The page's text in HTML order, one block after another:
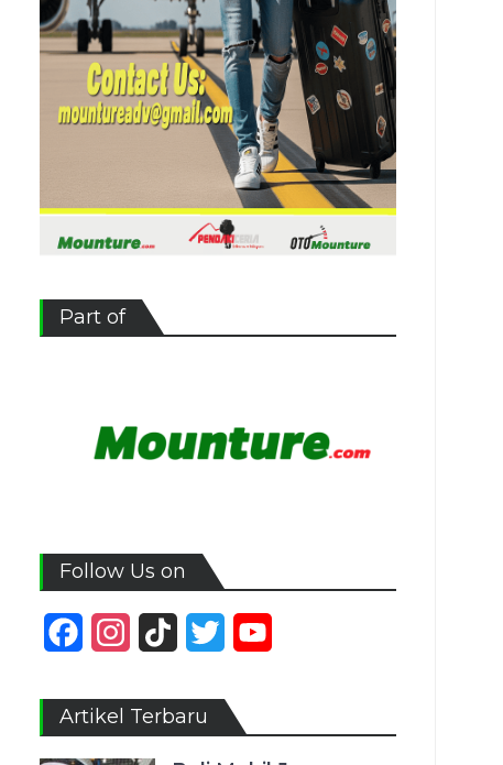
Part of
Follow Us on
FacebookInstagram
TikTok Twitter
Artikel Terbaru